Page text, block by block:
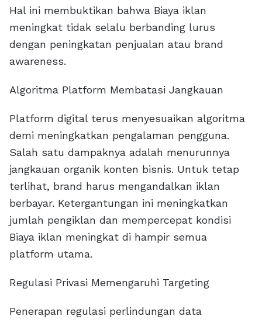
Hal ini membuktikan bahwa Biaya iklan
meningkat tidak selalu berbanding lurus
dengan peningkatan penjualan atau brand
awareness.
Algoritma Platform Membatasi Jangkauan
Platform digital terus menyesuaikan algoritma
demi meningkatkan pengalaman pengguna.
Salah satu dampaknya adalah menurunnya
jangkauan organik konten bisnis. Untuk tetap
terlihat, brand harus mengandalkan iklan
berbayar. Ketergantungan ini meningkatkan
jumlah pengiklan dan mempercepat kondisi
Biaya iklan meningkat di hampir semua
platform utama.
Regulasi Privasi Memengaruhi Targeting
Penerapan regulasi perlindungan data